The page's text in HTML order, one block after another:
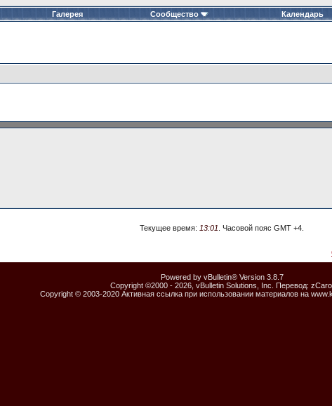
Галерея Сообщество Календарь
Текущее время: 13:01 . Часовой пояс GMT +4.
Powered by vBulletin® Version 3.8.7
Copyright ©2000 - 2026, vBulletin Solutions, Inc. Перевод:
Copyright © 2003-2020 Активная ссылка при использовании материалов на